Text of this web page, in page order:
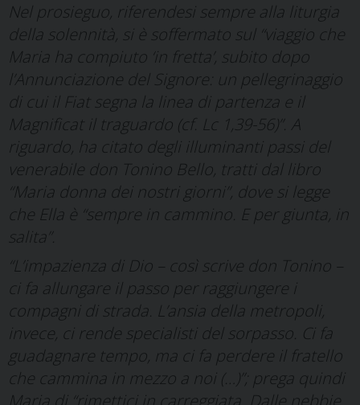
Nel prosieguo, riferendesi sempre alla liturgia
della solennità, si è soffermato sul “viaggio che
Maria ha compiuto ‘in fretta’, subito dopo
l’Annunciazione del Signore: un pellegrinaggio
di cui il Fiat segna la linea di partenza e il
Magnificat il traguardo (cf. Lc 1,39-56)”. A
riguardo, ha citato degli illuminanti passi del
venerabile don Tonino Bello, tratti dal libro
“Maria donna dei nostri giorni”, dove si legge
che Ella è “sempre in cammino. E per giunta, in
salita”.
“L’impazienza di Dio – così scrive don Tonino –
ci fa allungare il passo per raggiungere i
compagni di strada. L’ansia della metropoli,
invece, ci rende specialisti del sorpasso. Ci fa
guadagnare tempo, ma ci fa perdere il fratello
che cammina in mezzo a noi (…)”; prega quindi